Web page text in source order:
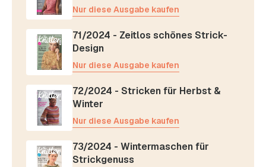
Nur diese Ausgabe kaufen
71/2024 - Zeitlos schönes Strick-
Design
Nur diese Ausgabe kaufen
72/2024 - Stricken für Herbst &
Winter
Nur diese Ausgabe kaufen
73/2024 - Wintermaschen für
Strickgenuss